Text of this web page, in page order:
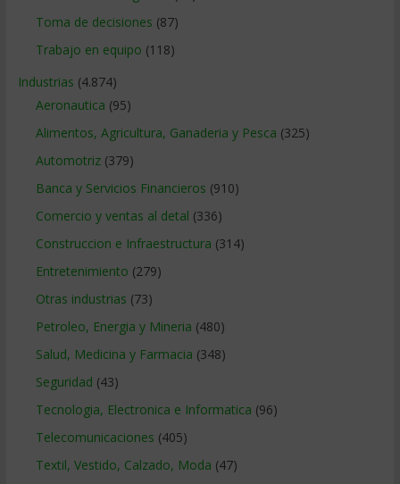
Toma de decisiones (87)
Trabajo en equipo (118)
Industrias (4.874)
Aeronautica (95)
Alimentos, Agricultura, Ganaderia y Pesca (325)
Automotriz(379)
Banca y Servicios Financieros (910)
Comercio y ventas al detal (336)
Construccion e Infraestructura (314)
Entretenimiento (279)
Otras industrias (73)
Petroleo, Energia y Mineria (480)
Salud, Medicina y Farmacia (348)
Seguridad (43)
Tecnologia, Electronica e Informatica (96)
Telecomunicaciones (405)
Textil, Vestido, Calzado, Moda (47)